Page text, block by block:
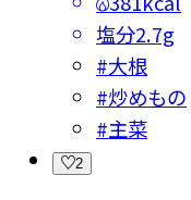
塩分2.7g
#大根
#炒めもの
#主菜
2